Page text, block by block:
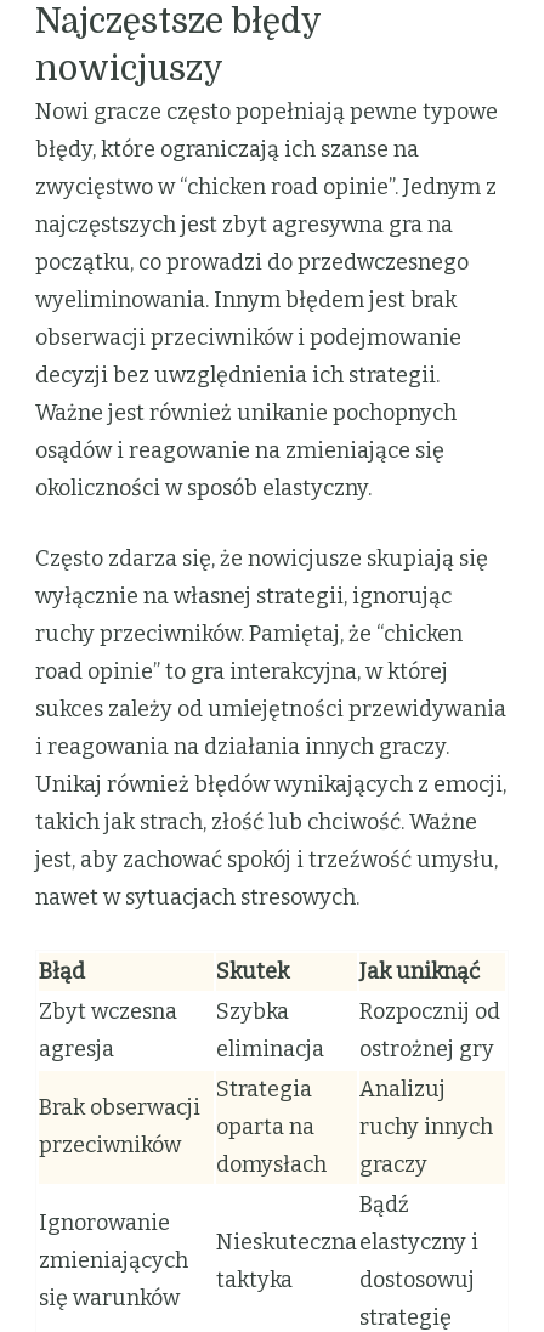
Najczęstsze błędy
nowicjuszy
Nowi gracze często popełniają pewne typowe
błędy, które ograniczają ich szanse na
zwycięstwo w “chicken road opinie”. Jednym z
najczęstszych jest zbyt agresywna gra na
początku, co prowadzi do przedwczesnego
wyeliminowania. Innym błędem jest brak
obserwacji przeciwników i podejmowanie
decyzji bez uwzględnienia ich strategii.
Ważne jest również unikanie pochopnych
osądów i reagowanie na zmieniające się
okoliczności w sposób elastyczny.
Często zdarza się, że nowicjusze skupiają się
wyłącznie na własnej strategii, ignorując
ruchy przeciwników. Pamiętaj, że “chicken
road opinie” to gra interakcyjna, w której
sukces zależy od umiejętności przewidywania
i reagowania na działania innych graczy.
Unikaj również błędów wynikających z emocji,
takich jak strach, złość lub chciwość. Ważne
jest, aby zachować spokój i trzeźwość umysłu,
nawet w sytuacjach stresowych.
Błąd Skutek
Jak uniknąć
Zbyt wczesna
agresja
Szybka
eliminacja
Rozpocznij od
ostrożnej gry
Brak obserwacji
przeciwników
Strategia
oparta na
domysłach
Analizuj
ruchy innych
graczy
Ignorowanie
zmieniających
się warunków
Nieskuteczna
taktyka
Bądź
elastyczny i
dostosowuj
strategię